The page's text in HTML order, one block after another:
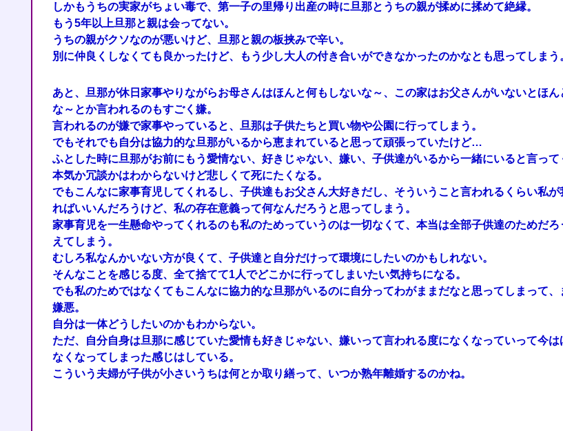
しかもうちの実家がちょい毒で、第一子の里帰り出産の時に旦那とうちの親が揉めに揉めて絶縁。
もう5年以上旦那と親は会ってない。
うちの親がクソなのが悪いけど、旦那と親の板挟みで辛い。
別に仲良くしなくても良かったけど、もう少し大人の付き合いができなかったのかなとも思ってしまう
あと、旦那が休日家事やりながらお母さんはほんと何もしないな～、この家はお父さんがいないとほん
な～とか言われるのもすごく嫌。
言われるのが嫌で家事やっていると、旦那は子供たちと買い物や公園に行ってしまう。
でもそれでも自分は協力的な旦那がいるから恵まれていると思って頑張っていたけど…
ふとした時に旦那がお前にもう愛情ない、好きじゃない、嫌い、子供達がいるから一緒にいると言って
本気か冗談かはわからないけど悲しくて死にたくなる。
でもこんなに家事育児してくれるし、子供達もお父さん大好きだし、そういうこと言われるくらい私が
ればいいんだろうけど、私の存在意義って何なんだろうと思ってしまう。
家事育児を一生懸命やってくれるのも私のためっていうのは一切なくて、本当は全部子供達のためだろ
えてしまう。
むしろ私なんかいない方が良くて、子供達と自分だけって環境にしたいのかもしれない。
そんなことを感じる度、全て捨てて1人でどこかに行ってしまいたい気持ちになる。
でも私のためではなくてもこんなに協力的な旦那がいるのに自分ってわがままだなと思ってしまって、
嫌悪。
自分は一体どうしたいのかもわからない。
ただ、自分自身は旦那に感じていた愛情も好きじゃない、嫌いって言われる度になくなっていって今は
なくなってしまった感じはしている。
こういう夫婦が子供が小さいうちは何とか取り繕って、いつか熟年離婚するのかね。